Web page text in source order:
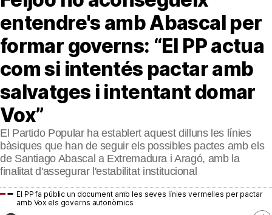
COMUNITATS
MésQueTele
ElConstitucional +
MésQueEstil
MésQuePartits
MésQueSuccessos
MésQueMercats
entendre's amb Abascal per
formar governs: “El PP actua
com si intentés pactar amb
salvatges i intentant domar
Vox”
El Partido Popular ha establert aquest dilluns les línies
bàsiques que han de seguir els possibles pactes amb els
de Santiago Abascal a Extremadura i Aragó, amb la
finalitat d'assegurar l'estabilitat institucional
El PP fa públic un document amb les seves línies vermelles per pactar
amb Vox els governs autonòmics